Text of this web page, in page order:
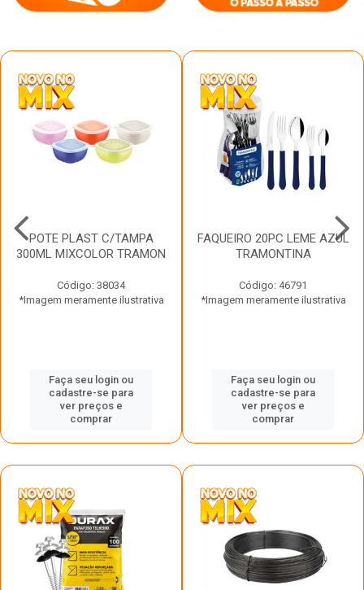
POTE PLAST C/TAMPA
300ML MIXCOLOR TRAMON
Código: 38034
*Imagem meramente ilustrativa
Faça seu login ou
cadastre-se para
ver preços e
comprar
FAQUEIRO 20PC LEME AZUL
TRAMONTINA
Código: 46791
*Imagem meramente ilustrativa
Faça seu login ou
cadastre-se para
ver preços e
comprar